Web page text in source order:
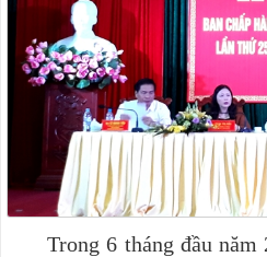
Trong 6 tháng đầu năm